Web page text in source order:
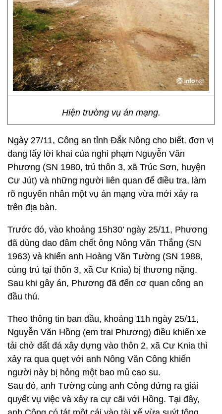
Hiện trường vụ án mạng.
Ngày 27/11, Công an tỉnh Đắk Nông cho biết, đơn vị
đang lấy lời khai của nghi phạm Nguyễn Văn
Phương (SN 1980, trú thôn 3, xã Trúc Sơn, huyện
Cư Jút) và những người liên quan để điều tra, làm
rõ nguyên nhân một vụ án mạng vừa mới xảy ra
trên địa bàn.
Trước đó, vào khoảng 15h30’ ngày 25/11, Phương
đã dùng dao đâm chết ông Nông Văn Thắng (SN
1963) và khiến anh Hoàng Văn Tường (SN 1988,
cùng trú tại thôn 3, xã Cư Knia) bị thương nặng.
Sau khi gây án, Phương đã đến cơ quan công an
đầu thú.
Theo thông tin ban đầu, khoảng 11h ngày 25/11,
Nguyễn Văn Hồng (em trai Phương) điều khiển xe
tải chở đất đá xây dựng vào thôn 2, xã Cư Knia thì
xảy ra qua quẹt với anh Nông Văn Công khiến
người này bị hỏng một bao mủ cao su.
Sau đó, anh Tường cùng anh Công đứng ra giải
quyết vụ việc và xảy ra cự cãi với Hồng. Tại đây,